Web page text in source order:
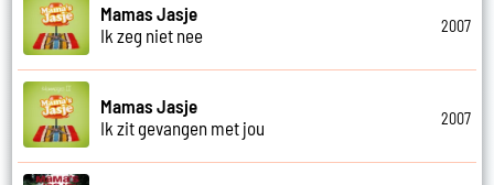
Mamas Jasje
Ik zeg niet nee
2007
Mamas Jasje
Ik zit gevangen met jou
2007